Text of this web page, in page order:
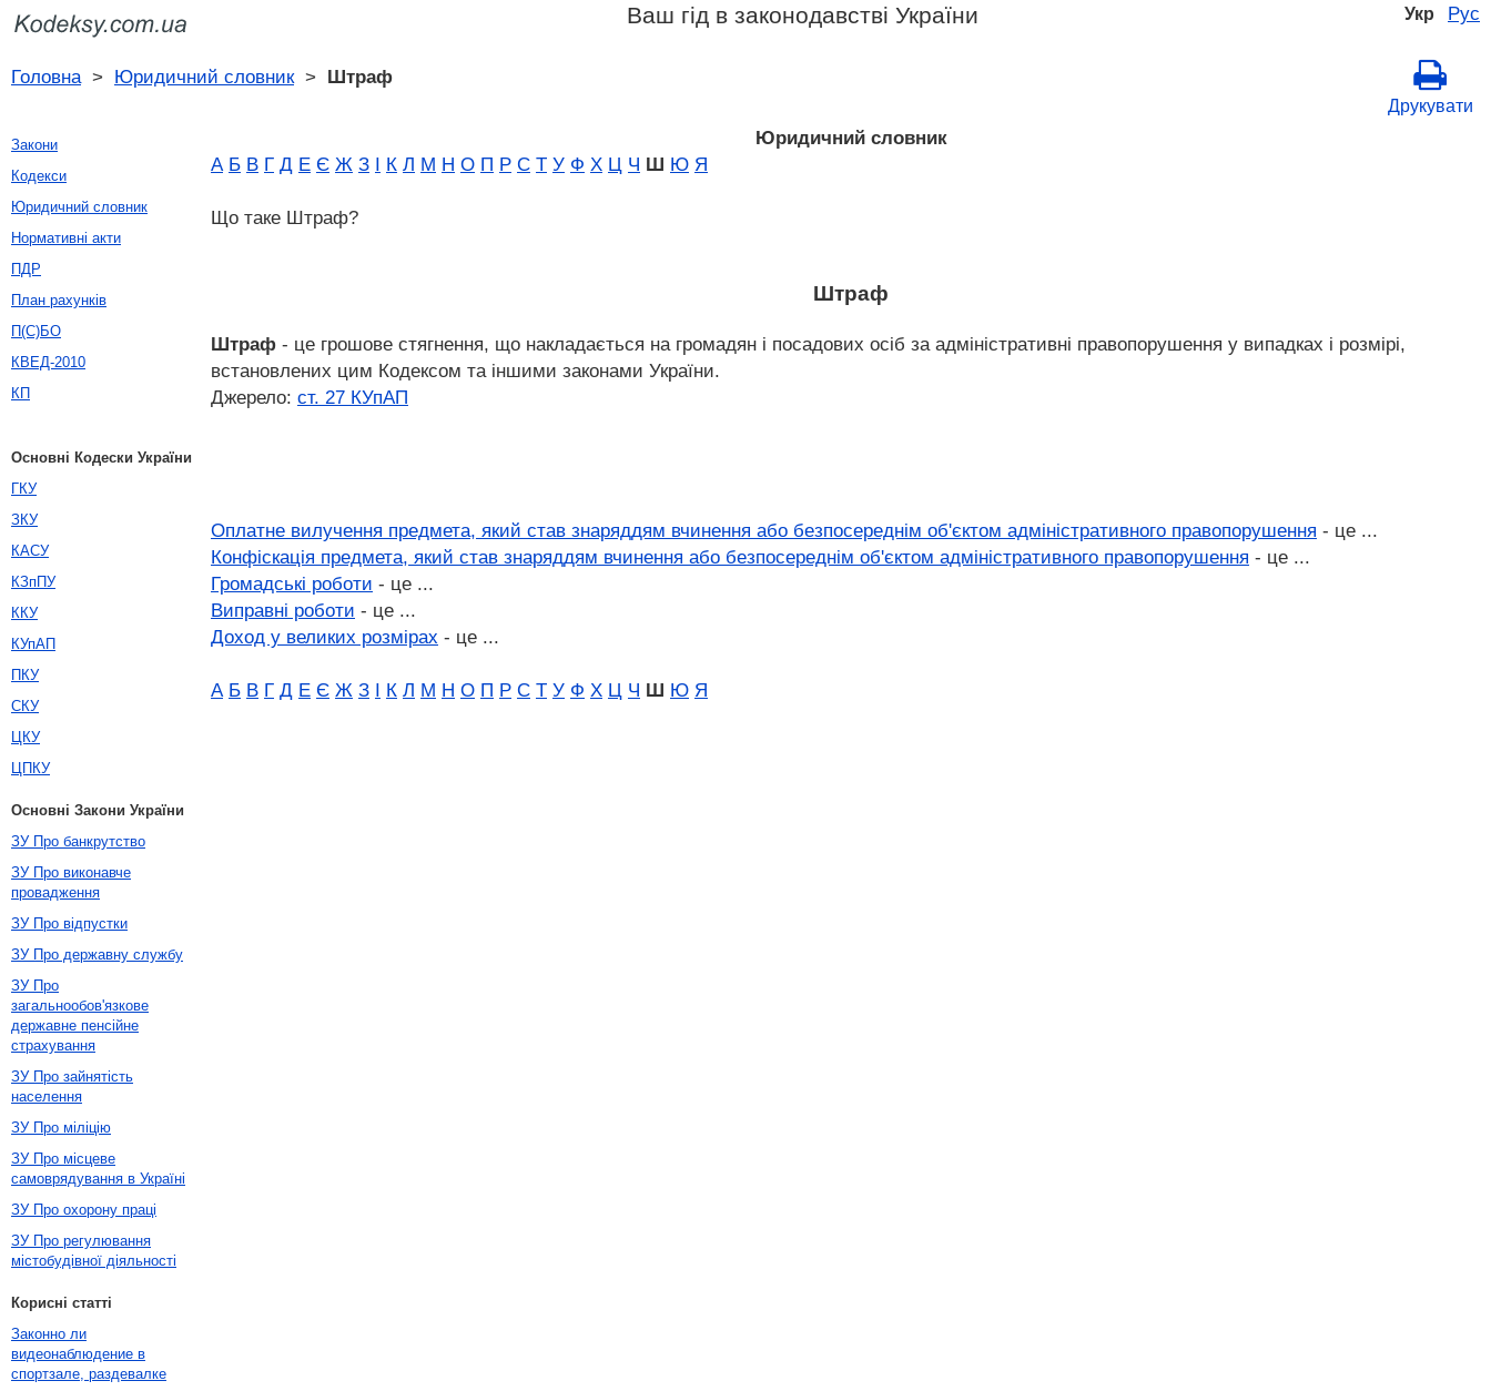
Укр Рус
Ваш гід в законодавстві України
Головна> Юридичний словник> Штраф
Друкувати
Юридичний словник
А Б В Г Д Е Є Ж З І К Л М Н О П Р С Т У Ф Х Ц Ч Ш Ю Я
Що таке Штраф?
Штраф
Штраф - це грошове стягнення, що накладається на громадян і посадових осіб за адміністративні правопорушення у випадках і розмірі,
встановлених цим Кодексом та іншими законами України.
Джерело: ст. 27 КУпАП
Оплатне вилучення предмета, який став знаряддям вчинення або безпосереднім об'єктом адміністративного правопорушення - це ...
Конфіскація предмета, який став знаряддям вчинення або безпосереднім об'єктом адміністративного правопорушення - це ...
Громадські роботи - це ...
Виправні роботи - це ...
Доход у великих розмірах - це ...
А Б В Г Д Е Є Ж З І К Л М Н О П Р С Т У Ф Х Ц Ч Ш Ю Я
Закони
Кодекси
Юридичний словник
Нормативні акти
ПДР
План рахунків
П(С)БО
КВЕД-2010
КП
Основні Кодески України
ГКУ
ЗКУ
КАСУ
КЗпПУ
ККУ
КУпАП
ПКУ
СКУ
ЦКУ
ЦПКУ
Основні Закони України
ЗУ Про банкрутство
ЗУ Про виконавче
провадження
ЗУ Про відпустки
ЗУ Про державну службу
ЗУ Про
загальнообов'язкове
державне пенсійне
страхування
ЗУ Про зайнятість
населення
ЗУ Про міліцію
ЗУ Про місцеве
самоврядування в Україні
ЗУ Про охорону праці
ЗУ Про регулювання
містобудівної діяльності
Корисні статті
Законно ли
видеонаблюдение в
спортзале, раздевалке